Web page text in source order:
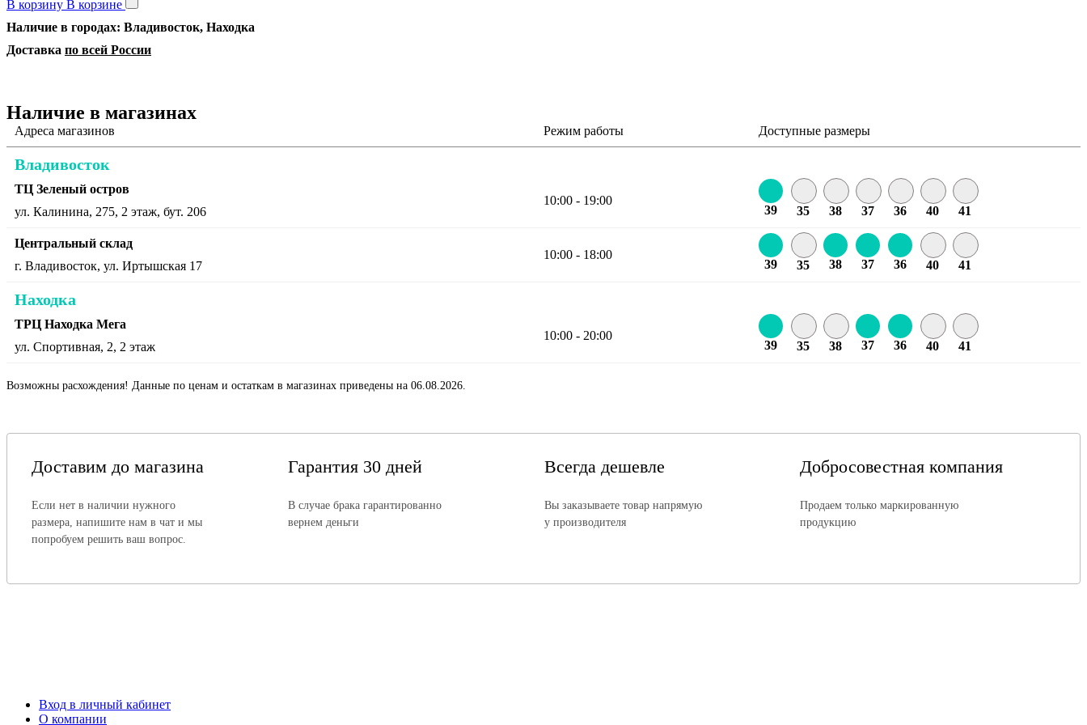
В корзину В корзине
Наличие в городах: Владивосток, Находка
Доставка по всей России
Наличие в магазинах
Адреса магазинов Режим работы Доступные размеры
Владивосток
ТЦ Зеленый остров
ул. Калинина, 275, 2 этаж, бут. 206
10:00 - 19:00
39 35 38 37 36 40 41
Центральный склад
г. Владивосток, ул. Иртышская 17
10:00 - 18:00
39 35 38 37 36 40 41
Находка
ТРЦ Находка Мега
ул. Спортивная, 2, 2 этаж
10:00 - 20:00
39 35 38 37 36 40 41
Возможны расхождения! Данные по ценам и остаткам в магазинах приведены на 06.08.2026.
Доставим до магазина
Если нет в наличии нужного
размера, напишите нам в чат и мы
попробуем решить ваш вопрос.
Гарантия 30 дней
В случае брака гарантированно
вернем деньги
Всегда дешевле
Вы заказываете товар напрямую
у производителя
Добросовестная компания
Продаем только маркированную
продукцию
Вход в личный кабинет
О компании